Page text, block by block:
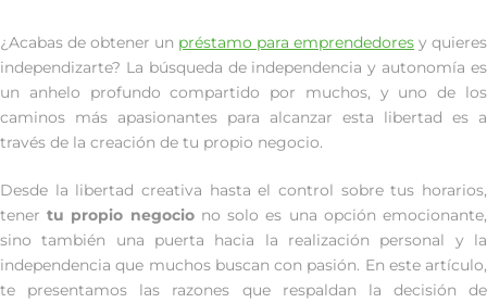
¿Acabas de obtener un préstamo para emprendedores y quieres
independizarte? La búsqueda de independencia y autonomía es
un anhelo profundo compartido por muchos, y uno de los
caminos más apasionantes para alcanzar esta libertad es a
través de la creación de tu propio negocio.
Desde la libertad creativa hasta el control sobre tus horarios,
tenertu propio negociono solo es una opción emocionante,
sino también una puerta hacia la realización personal y la
independencia que muchos buscan con pasión. En este artículo,
te presentamos las razones que respaldan la decisión de